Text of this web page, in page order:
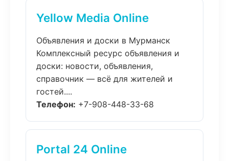
Yellow Media Online
Объявления и доски в Мурманск
Комплексный ресурс объявления и
доски: новости, объявления,
справочник — всё для жителей и
гостей....
Телефон: +7-908-448-33-68
Portal 24 Online